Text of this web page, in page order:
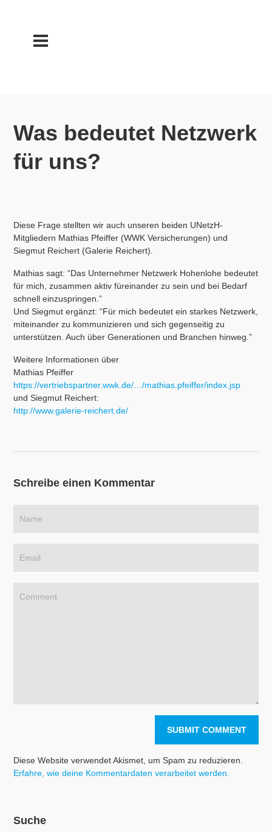
Was bedeutet Netzwerk
für uns?
Diese Frage stellten wir auch unseren beiden UNetzH-
Mitgliedern Mathias Pfeiffer (WWK Versicherungen) und
Siegmut Reichert (Galerie Reichert).
Mathias sagt: “Das Unternehmer Netzwerk Hohenlohe bedeutet
für mich, zusammen aktiv füreinander zu sein und bei Bedarf
schnell einzuspringen.”
Und Siegmut ergänzt: “Für mich bedeutet ein starkes Netzwerk,
miteinander zu kommunizieren und sich gegenseitig zu
unterstützen. Auch über Generationen und Branchen hinweg.”
Weitere Informationen über
Mathias Pfeiffer
https://vertriebspartner.wwk.de/…/mathias.pfeiffer/index.jsp
und Siegmut Reichert:
http://www.galerie-reichert.de/
Schreibe einen Kommentar
Diese Website verwendet Akismet, um Spam zu reduzieren.
Erfahre, wie deine Kommentardaten verarbeitet werden.
Suche